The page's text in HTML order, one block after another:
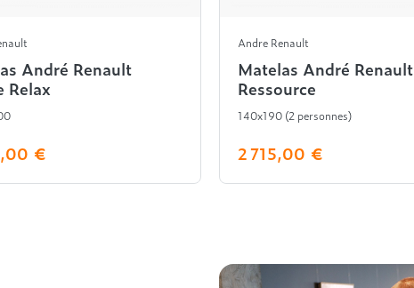
André Renault
Relax
€
Andre Renault
Matelas André Renault
Ressource
140x190 (2 personnes)
2 715,00 €